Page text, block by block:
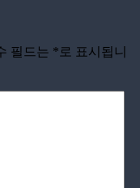
필드는 * 로 표시됩니